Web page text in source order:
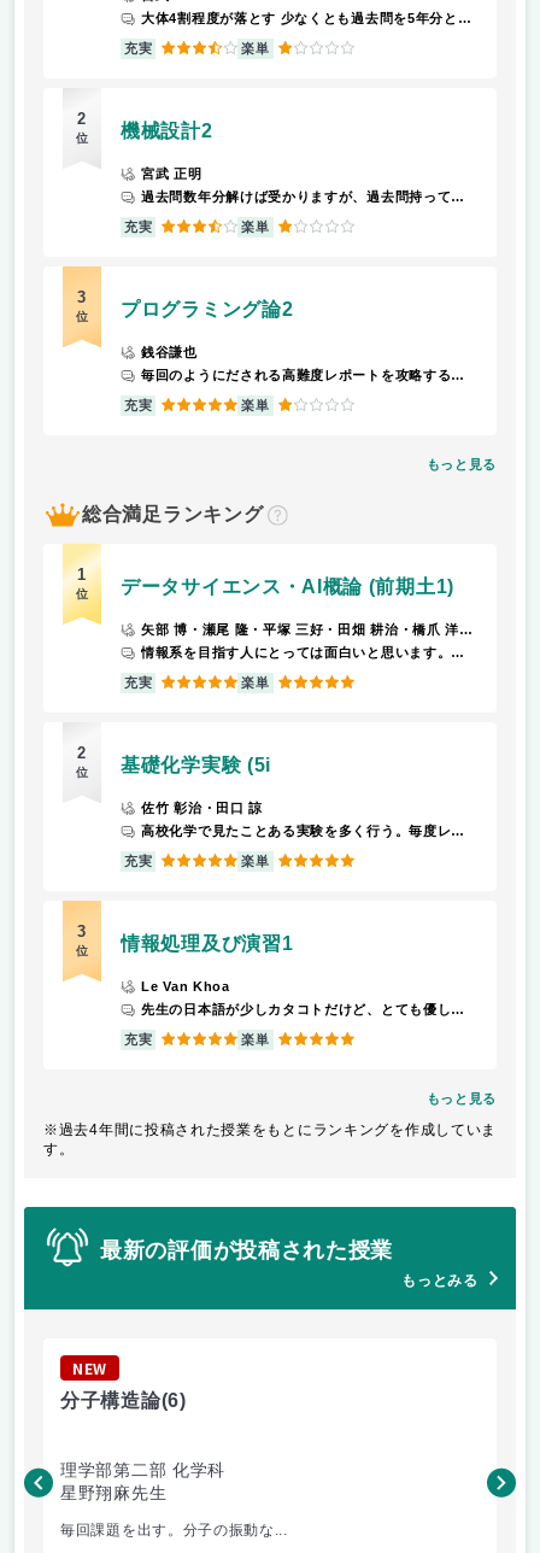
大体4割程度が落とす 少なくとも過去問を5年分とき、対策をする必要がある。、
充実 3.5 楽単 1
2
位 機械設計2
宮武 正明
過去問数年分解けば受かりますが、過去問持っていない人はほぼ無理です
充実 3.5 楽単 1
3
位 プログラミング論2
銭谷謙也
毎回のようにだされる高難度レポートを攻略する必要あり。 ただし、受け終わった後身につくスキルは非常にためになる
充実 5 楽単 1
もっと見る
総合満足ランキング
？
1
位 データサイエンス・AI概論 (前期土1)
矢部 博・瀬尾 隆・平塚 三好・田畑 耕治・橋爪 洋一郎・坂本 徳仁・江夏 洋一・伊吹 友秀・松本 朋子
情報系を目指す人にとっては面白いと思います。統計学を中心に学び、たまに数学もがっつり出てきます。
充実 5 楽単 5
2
位 基礎化学実験 (5i
佐竹 彰治・田口 諒
高校化学で見たことある実験を多く行う。毎度レポートの提出が求められる。
充実 5 楽単 5
3
位 情報処理及び演習1
Le Van Khoa
先生の日本語が少しカタコトだけど、とても優しい。PythonなのでC言語に比べて簡単だし、テストは持ち込み可能 1回欠席で、Aでした。出席はかなり大事かと思います。
充実 5 楽単 5
もっと見る
※過去4年間に投稿された授業をもとにランキングを作成していま
す。
最新の評価が投稿された授業
もっとみる
NEW
分子構造論(6)
理学部第二部 化学科
星野翔麻先生
毎回課題を出す。分子の振動な...
佐